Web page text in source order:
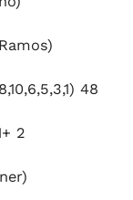
48
2